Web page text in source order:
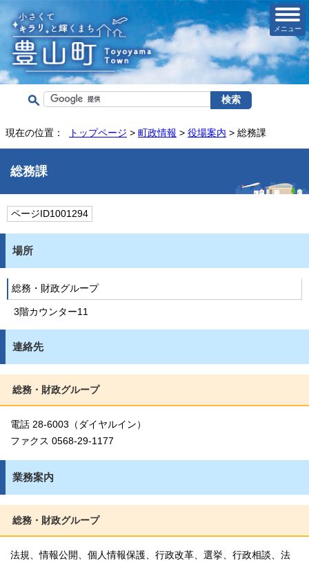
メニュー
現在の位置： トップページ > 町政情報 > 役場案内 > 総務課
総務課
ページID1001294
場所
総務・財政グループ
3階カウンター11
連絡先
総務・財政グループ
電話 28-6003（ダイヤルイン）
ファクス 0568-29-1177
業務案内
総務・財政グループ
法規、情報公開、個人情報保護、行政改革、選挙、行政相談、法